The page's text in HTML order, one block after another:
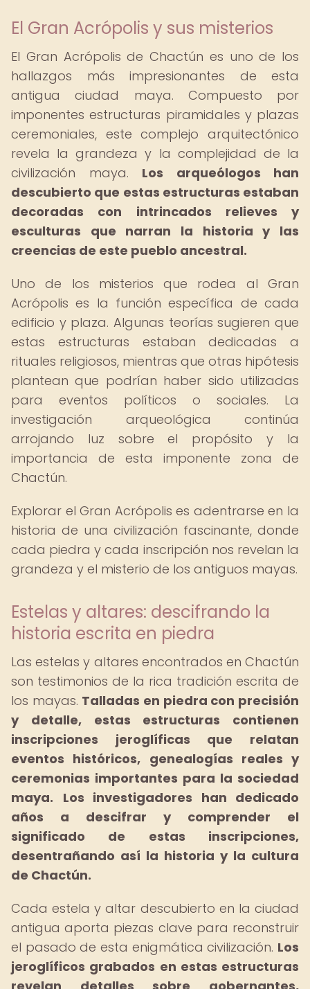
El Gran Acrópolis y sus misterios
El Gran Acrópolis de Chactún es uno de los
hallazgos más impresionantes de esta
antigua ciudad maya. Compuesto por
imponentes estructuras piramidales y plazas
ceremoniales, este complejo arquitectónico
revela la grandeza y la complejidad de la
civilización maya. Los arqueólogos han
descubierto que estas estructuras estaban
decoradas con intrincados relieves y
esculturas que narran la historia y las
creencias de este pueblo ancestral.
Uno de los misterios que rodea al Gran
Acrópolis es la función específica de cada
edificio y plaza. Algunas teorías sugieren que
estas estructuras estaban dedicadas a
rituales religiosos, mientras que otras hipótesis
plantean que podrían haber sido utilizadas
para eventos políticos o sociales. La
investigación arqueológica continúa
arrojando luz sobre el propósito y la
importancia de esta imponente zona de
Chactún.
Explorar el Gran Acrópolis es adentrarse en la
historia de una civilización fascinante, donde
cada piedra y cada inscripción nos revelan la
grandeza y el misterio de los antiguos mayas.
Estelas y altares: descifrando la
historia escrita en piedra
Las estelas y altares encontrados en Chactún
son testimonios de la rica tradición escrita de
los mayas. Talladas en piedra con precisión
y detalle, estas estructuras contienen
inscripciones jeroglíficas que relatan
eventos históricos, genealogías reales y
ceremonias importantes para la sociedad
maya.
Los investigadores han dedicado
años a descifrar y comprender el
significado de estas inscripciones,
desentrañando así la historia y la cultura
de Chactún.
Cada estela y altar descubierto en la ciudad
antigua aporta piezas clave para reconstruir
el pasado de esta enigmática civilización. Los
jeroglíficos grabados en estas estructuras